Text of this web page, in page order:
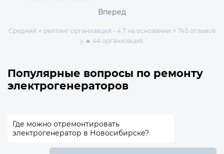
Вперед
Средний ⭐ рейтинг организаций - 4.7 на основании ⚡ 745 отзывов
у 🔥 44 организаций.
Популярные вопросы по ремонту
электрогенераторов
Где можно отремонтировать
электрогенератор в Новосибирске?